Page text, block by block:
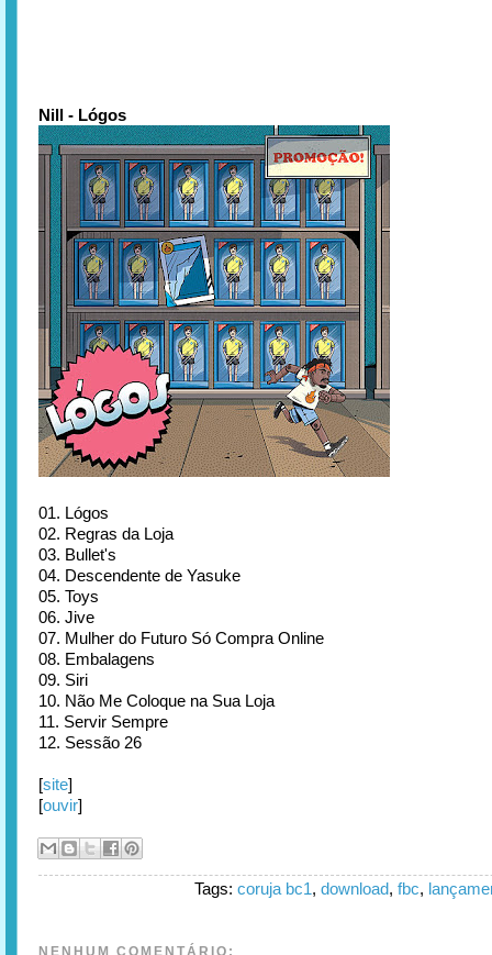
Nill - Lógos
01. Lógos
02. Regras da Loja
03. Bullet's
04. Descendente de Yasuke
05. Toys
06. Jive
07. Mulher do Futuro Só Compra Online
08. Embalagens
09. Siri
10. Não Me Coloque na Sua Loja
11. Servir Sempre
12. Sessão 26
[site]
[ouvir]
Tags: coruja bc1, download, fbc,
NENHUM COMENTÁRIO: